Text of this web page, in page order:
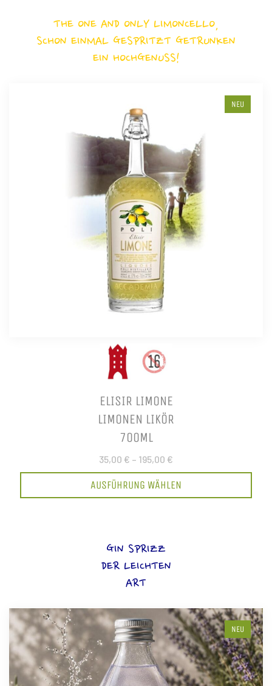
THE ONE AND ONLY LIMONCELLO,
SCHON EINMAL GESPRITZT GETRUNKEN
EIN HOCHGENUSS!
NEU
ELISIR LIMONE
LIMONEN LIKÖR
700ML
35,00 € – 195,00 €
AUSFÜHRUNG WÄHLEN
GIN SPRIZZ
DER LEICHTEN
ART
NEU